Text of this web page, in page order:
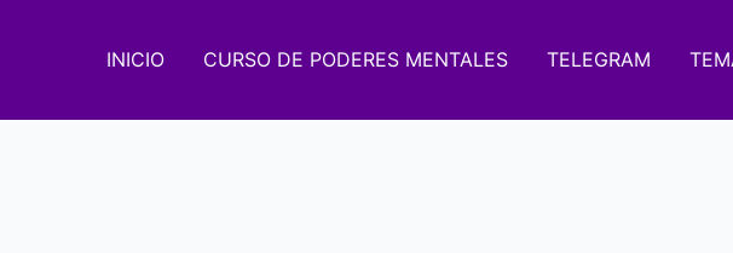
INICIO CURSO DE PODERES MENTALES TELEGRAM